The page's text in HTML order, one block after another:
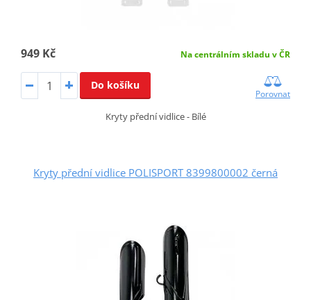
949 Kč Na centrálním skladu v ČR
Do košíku
Porovnat
Kryty přední vidlice - Bílé
Kryty přední vidlice POLISPORT 8399800002 černá